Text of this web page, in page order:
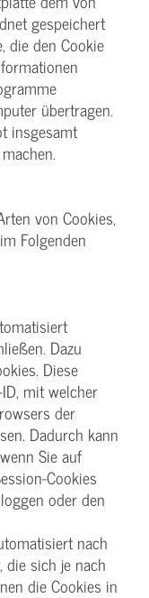
gespeichert
die den Cookie
übertragen.
insgesamt
von Cookies,
Folgenden
Dazu
Diese
mit welcher
der
Dadurch kann
Sie auf
Cookies
oder den
nach
die sich je nach
die Cookies in